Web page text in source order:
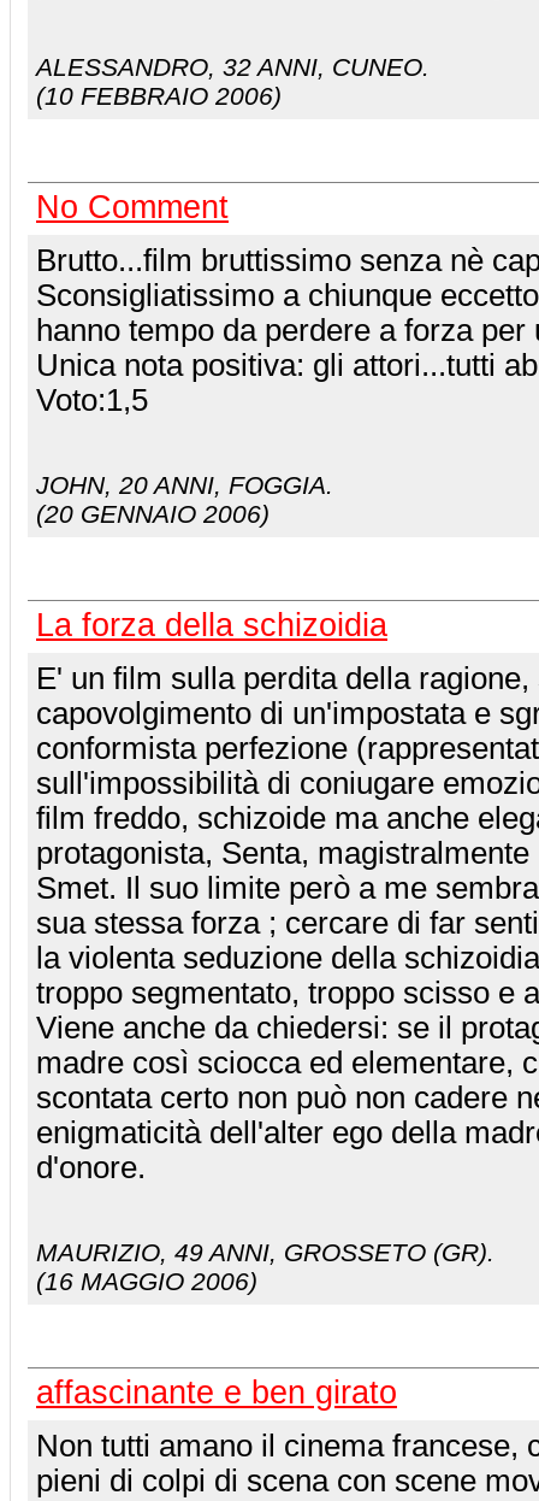
ALESSANDRO, 32 ANNI, CUNEO.
(10 FEBBRAIO 2006)
No Comment
Brutto...film bruttissimo senza nè
Sconsigliatissimo a chiunque
hanno tempo da perdere a forza
Unica nota positiva: gli attori...tutti
Voto:1,5
JOHN, 20 ANNI, FOGGIA.
(20 GENNAIO 2006)
La forza della schizoidia
E' un film sulla perdita della ragione,
capovolgimento di un'impostata e
conformista perfezione
sull'impossibilità di coniugare
film freddo, schizoide ma anche
protagonista, Senta,
Smet. Il suo limite però a me
sua stessa forza ; cercare di far
la violenta seduzione della
troppo segmentato, troppo scisso e
Viene anche da chiedersi: se il
madre così sciocca ed elementare,
scontata certo non può non cadere
enigmaticità dell'alter ego della
d'onore.
MAURIZIO, 49 ANNI, GROSSETO (GR).
(16 MAGGIO 2006)
affascinante e ben girato
Non tutti amano il cinema francese,
pieni di colpi di scena con scene